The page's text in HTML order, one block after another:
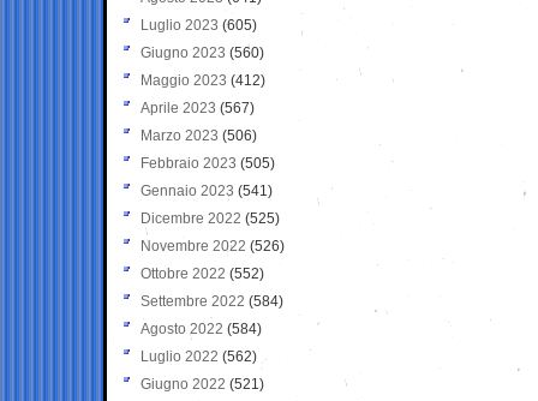
Luglio 2023 (605)
Giugno 2023 (560)
Maggio 2023 (412)
Aprile 2023 (567)
Marzo 2023 (506)
Febbraio 2023 (505)
Gennaio 2023 (541)
Dicembre 2022 (525)
Novembre 2022 (526)
Ottobre 2022 (552)
Settembre 2022 (584)
Agosto 2022 (584)
Luglio 2022 (562)
Giugno 2022 (521)